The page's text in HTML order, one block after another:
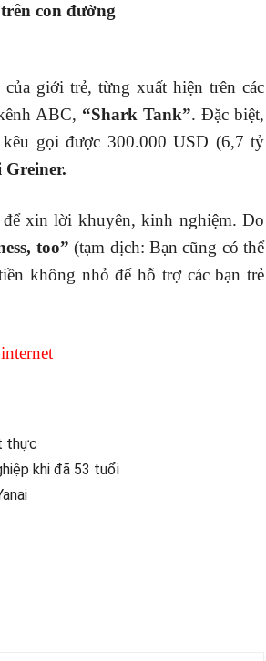
con đường
giới trẻ, từng xuất hiện trên các
ABC, “Shark Tank”. Đặc biệt,
kêu gọi được 300.000 USD (6,7 tỷ
xin lời khuyên, kinh nghiệm. Do
too” (tạm dịch: Bạn cũng có thể
không nhỏ để hỗ trợ các bạn trẻ
thực
khi đã 53 tuổi